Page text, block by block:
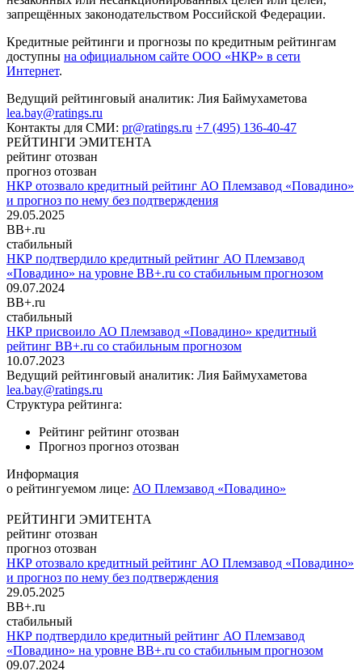
запрещённых законодательством Российской Федерации.
Кредитные рейтинги и прогнозы по кредитным рейтингам
доступны на официальном сайте ООО «НКР» в сети
Интернет.
Ведущий рейтинговый аналитик: Лия Баймухаметова
lea.bay@ratings.ru
Контакты для СМИ: pr@ratings.ru +7 (495) 136-40-47
РЕЙТИНГИ ЭМИТЕНТА
рейтинг отозван
прогноз отозван
НКР отозвало кредитный рейтинг АО Племзавод «Повадино»
и прогноз по нему без подтверждения
29.05.2025
BB+.ru
стабильный
НКР подтвердило кредитный рейтинг АО Племзавод
«Повадино» на уровне BB+.ru со стабильным прогнозом
09.07.2024
BB+.ru
стабильный
НКР присвоило АО Племзавод «Повадино» кредитный
рейтинг BB+.ru со стабильным прогнозом
10.07.2023
Ведущий рейтинговый аналитик: Лия Баймухаметова
lea.bay@ratings.ru
Структура рейтинга:
Рейтинг рейтинг отозван
Прогноз прогноз отозван
Информация
о рейтингуемом лице: АО Племзавод «Повадино»
РЕЙТИНГИ ЭМИТЕНТА
рейтинг отозван
прогноз отозван
НКР отозвало кредитный рейтинг АО Племзавод «Повадино»
и прогноз по нему без подтверждения
29.05.2025
BB+.ru
стабильный
НКР подтвердило кредитный рейтинг АО Племзавод
«Повадино» на уровне BB+.ru со стабильным прогнозом
09.07.2024